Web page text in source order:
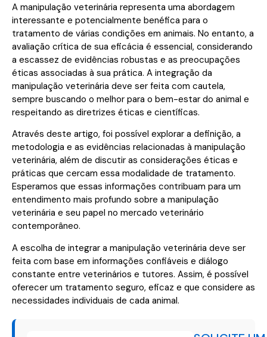
A manipulação veterinária representa uma abordagem
interessante e potencialmente benéfica para o
tratamento de várias condições em animais. No entanto, a
avaliação crítica de sua eficácia é essencial, considerando
a escassez de evidências robustas e as preocupações
éticas associadas à sua prática. A integração da
manipulação veterinária deve ser feita com cautela,
sempre buscando o melhor para o bem-estar do animal e
respeitando as diretrizes éticas e científicas.
Através deste artigo, foi possível explorar a definição, a
metodologia e as evidências relacionadas à manipulação
veterinária, além de discutir as considerações éticas e
práticas que cercam essa modalidade de tratamento.
Esperamos que essas informações contribuam para um
entendimento mais profundo sobre a manipulação
veterinária e seu papel no mercado veterinário
contemporâneo.
A escolha de integrar a manipulação veterinária deve ser
feita com base em informações confiáveis e diálogo
constante entre veterinários e tutores. Assim, é possível
oferecer um tratamento seguro, eficaz e que considere as
necessidades individuais de cada animal.